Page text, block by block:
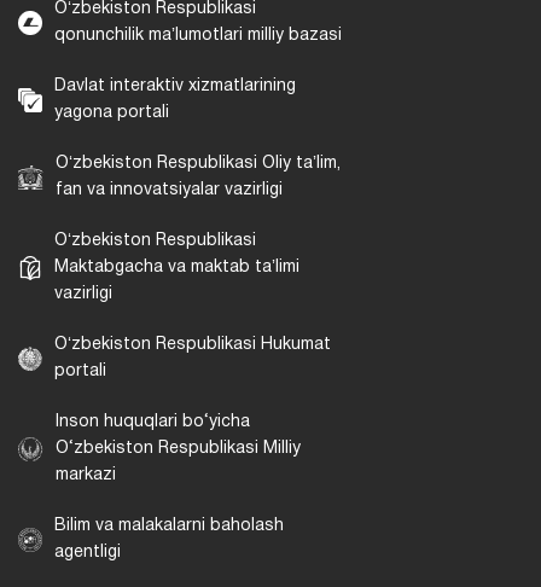
Oʻzbekiston Respublikasi
qonunchilik maʼlumotlari milliy bazasi
Davlat interaktiv xizmatlarining
yagona portali
Oʻzbekiston Respublikasi Oliy taʼlim,
fan va innovatsiyalar vazirligi
Oʻzbekiston Respublikasi
Maktabgacha va maktab taʼlimi
vazirligi
Oʻzbekiston Respublikasi Hukumat
portali
Inson huquqlari bo‘yicha
O‘zbekiston Respublikasi Milliy
markazi
Bilim va malakalarni baholash
agentligi